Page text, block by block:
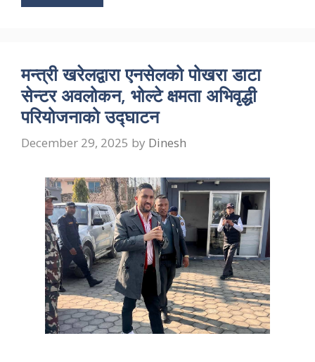
मन्त्री खरेलद्वारा एनसेलको पोखरा डाटा
सेन्टर अवलोकन, भोल्टे क्षमता अभिवृद्धी
परियोजनाको उद्घाटन
December 29, 2025 by Dinesh